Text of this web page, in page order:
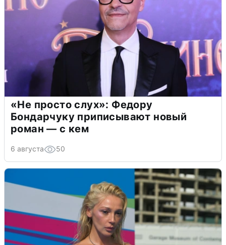
«Не просто слух»: Федору
Бондарчуку приписывают новый
роман — с кем
6 августа 50